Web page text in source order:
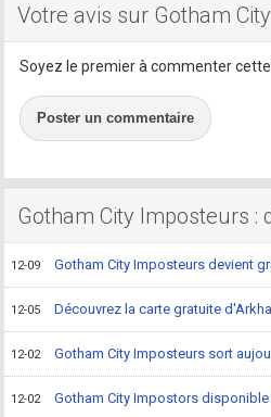
Votre avis sur Gotham
Soyez le premier à commenter
Poster un commentaire
Gotham City Imposteurs :
12-09 Gotham City Imposteurs devient
12-05 Découvrez la carte gratuite
12-02 Gotham City Imposteurs sort
12-02 Gotham City Impostors